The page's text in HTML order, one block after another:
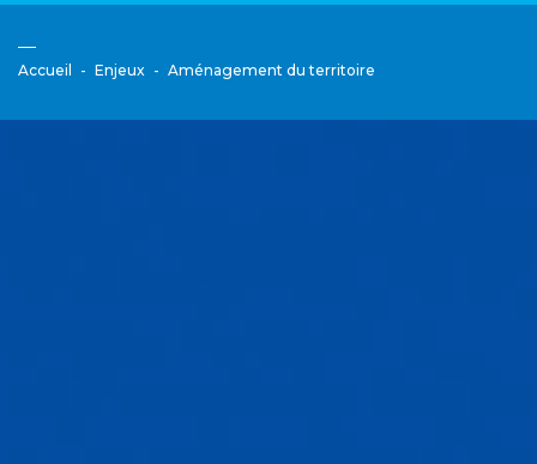
Accueil Enjeux Aménagement du territoire